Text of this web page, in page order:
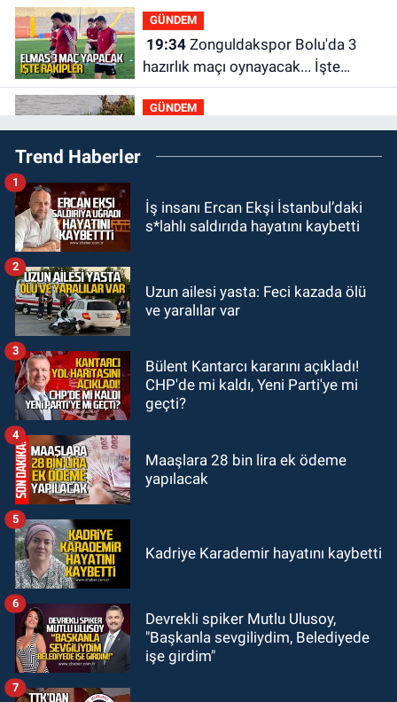
GÜNDEM
19:34Zonguldakspor Bolu'da 3
hazırlık maçı oynayacak... İşte
rakipler...
GÜNDEM
19:27Çaycuma ırmağında görüldü:
Görenler şaşkınlık yaşadı
19:12TMO kabuklu fındık alım
18:52Zonguldak'ta pitbul köpek
GÜNDEM
18:44Zonguldak'ta araç yayaya
çarptı: Ağır yaralanan yaya tedavi
Trend Haberler
İş insanı Ercan Ekşi İstanbul’daki
s*lahlı saldırıda hayatını kaybetti
1
Uzun ailesi yasta: Feci kazada ölü
ve yaralılar var
2
Bülent Kantarcı kararını açıkladı!
CHP'de mi kaldı, Yeni Parti'ye mi
geçti?
3
Maaşlara 28 bin lira ek ödeme
yapılacak
4
Kadriye Karademir hayatını kaybetti
5
Devrekli spiker Mutlu Ulusoy,
"Başkanla sevgiliydim, Belediyede
işe girdim"
6
7